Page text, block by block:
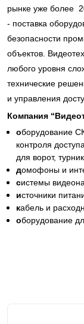
рынке уже более
- поставка
безопасности
объектов.
любого уровня
технические
и управления
Компания
оборудование
контроля
для ворот,
домофоны и
системы
источники
кабель и
оборудование